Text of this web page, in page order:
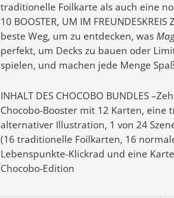
traditionelle Foilkarte als auch eine
10 BOOSTER, UM IM
beste Weg, um zu entdecken, was
perfekt, um Decks zu bauen oder
spielen, und machen jede Menge
INHALT DES CHOCOBO BUNDLES
Chocobo-Booster mit 12 Karten,
alternativer Illustration, 1 von 24
(16 traditionelle Foilkarten, 16
Lebenspunkte-Klickrad und eine
Chocobo-Edition